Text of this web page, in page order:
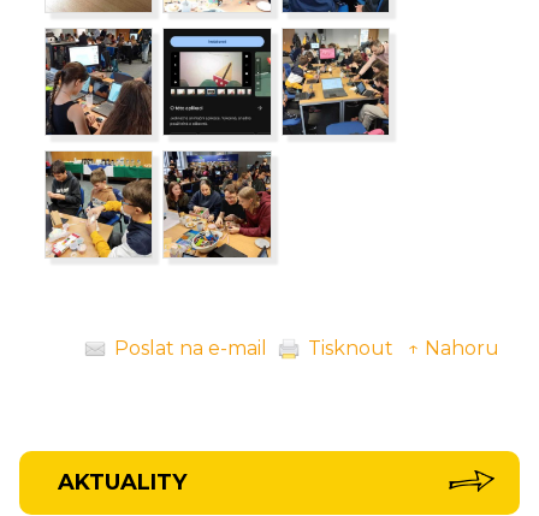
Poslat na e-mail Tisknout ↑ Nahoru
AKTUALITY